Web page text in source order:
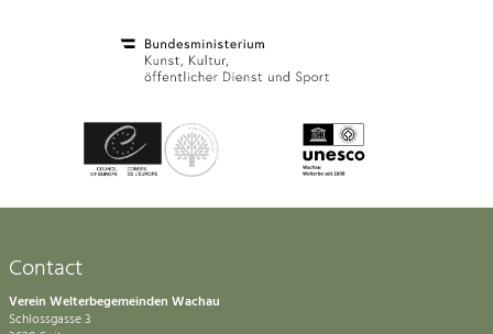
Contact
Verein Welterbegemeinden Wachau
Schlossgasse 3